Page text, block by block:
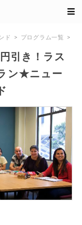
ド プログラム一覧
引き！ラス
ン★ニュー